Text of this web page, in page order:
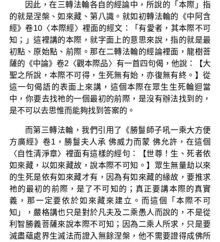
因此，在三轉法輪各自的經論中，所說的「本際」指
的就是涅槃、如來藏、第八識。就如初轉法輪的《中阿含
經》卷10〈本際經〉裡面的經文：「有愛者，其本際不可
知；」這裡講的本際，就字面上的意思來說，指的就是最
初點、原始點、前際。那在二轉法輪的經論裡面，龍樹菩
薩的《中論》卷2〈觀本際品〉有一首四句偈，他說：【大
聖之所說，本際不可得，生死無有始，亦復無有終。】從
這一句偈語的表面上來講，這個本際在眾生生死輪迴當
中，你要去找祂的一個最初的前際，是沒有辦法找到的，
是不可以去思惟而能夠找到答案的。
而第三轉法輪，我們引用了《勝鬘師子吼一乘大方便
方廣經》卷1，勝鬘夫人承 佛威力而蒙 佛允許，在這個
〈自性清淨章〉裡面有這樣的經句：【世尊！生、死者依
如來藏，以如來藏故，說本際不可知。】眾生無量劫以來
的生死是依有如來藏才有，因為有如來藏的緣故，要推求
祂的最初的前際，是了不可知的；真正要講本際的真實
義，那一定要依於如來藏來建立。而這個「本際不可
知」，嚴格講也只是對於凡夫及二乘愚人而說的，不是從
利智勝義菩薩來說本際不可知；因為二乘人所求，只是要
滅盡蘊處界生滅法而證入無餘涅槃，他不需要證得成佛所